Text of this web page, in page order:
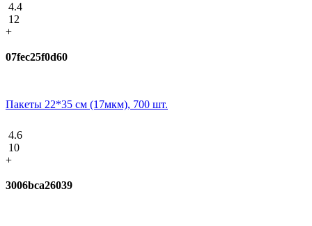
4.4
12
+
07fec25f0d60
Пакеты 22*35 см (17мкм), 700 шт.
4.6
10
+
3006bca26039